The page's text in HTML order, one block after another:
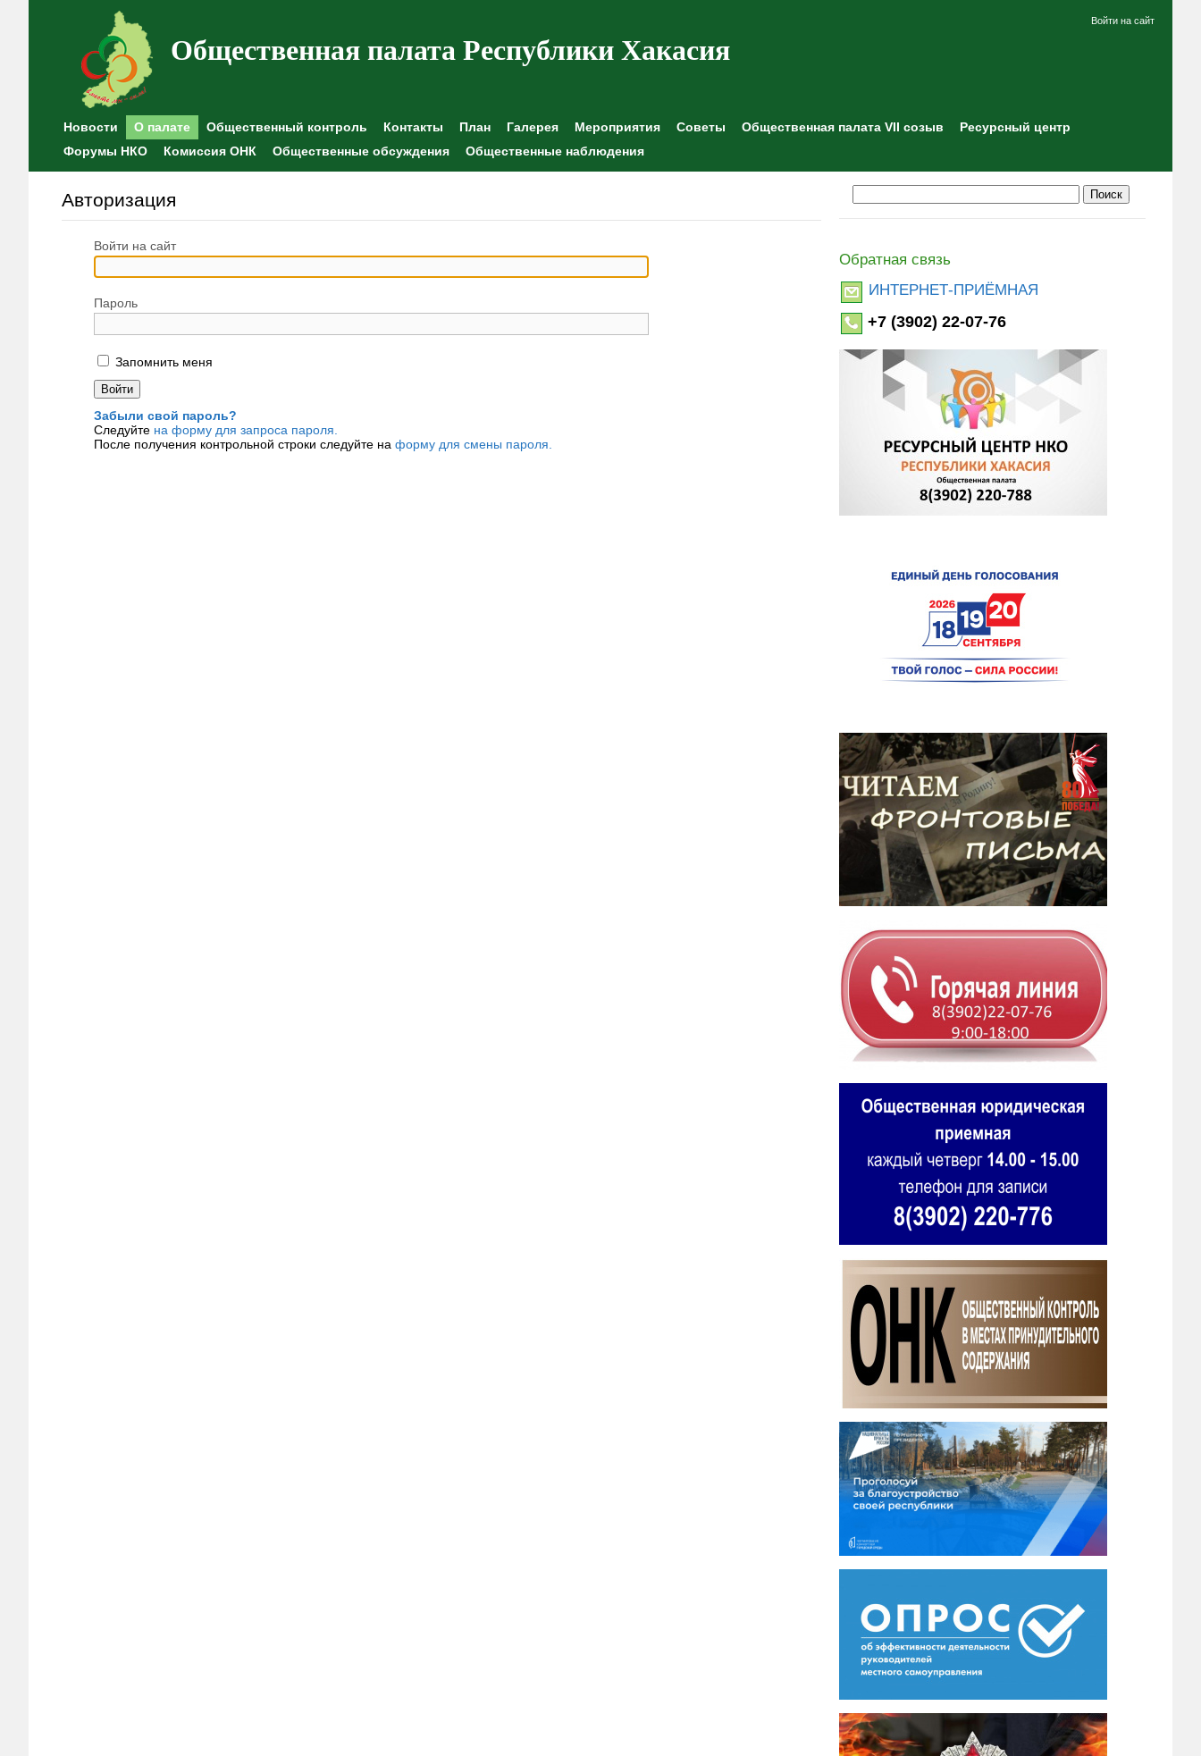
Общественная палата Республики Хакасия
Войти на сайт
Новости О палате Общественный контроль Контакты План Галерея Мероприятия Советы Общественная палата VII созыв
Ресурсный центр
Форумы НКО
Комиссия ОНК Общественные обсуждения Общественные наблюдения
Авторизация
Войти на сайт
Пароль
Запомнить меня
Забыли свой пароль?
Следуйте на форму для запроса пароля.
После получения контрольной строки следуйте на форму для смены пароля.
Обратная связь
ИНТЕРНЕТ-ПРИЁМНАЯ
+7 (3902) 22-07-76